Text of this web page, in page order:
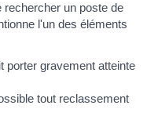
rechercher un poste de
l'un des éléments
porter gravement atteinte
tout reclassement